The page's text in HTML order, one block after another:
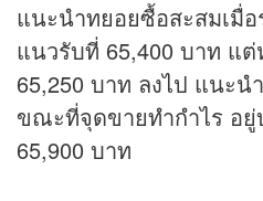
แนะนำทยอยซื้อสะสมเมื่
แนวรับที่ 65,400 บาท แ
65,250 บาท ลงไป แนะ
ขณะที่จุดขายทำกำไร อ
65,900 บาท